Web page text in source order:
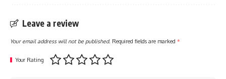
Leave a review
Your email address will not be published. Required fields are marked *
Your Rating